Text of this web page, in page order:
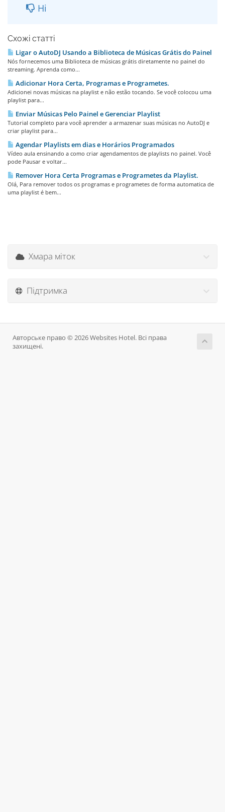
Ні
Схожі статті
Ligar o AutoDJ Usando a Biblioteca de Músicas Grátis do Painel
Nós fornecemos uma Biblioteca de músicas grátis diretamente no painel do
streaming. Aprenda como...
Adicionar Hora Certa, Programas e Programetes.
Adicionei novas músicas na playlist e não estão tocando. Se você colocou uma
playlist para...
Enviar Músicas Pelo Painel e Gerenciar Playlist
Tutorial completo para você aprender a armazenar suas músicas no AutoDJ e
criar playlist para...
Agendar Playlists em dias e Horários Programados
Vídeo aula ensinando a como criar agendamentos de playlists no painel. Você
pode Pausar e voltar...
Remover Hora Certa Programas e Programetes da Playlist.
Olá, Para remover todos os programas e programetes de forma automatica de
uma playlist é bem...
Хмара міток
Підтримка
Авторське право © 2026 Websites Hotel. Всі права
захищені.